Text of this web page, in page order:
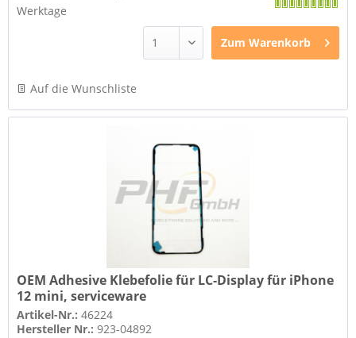
Werktage
Zum Warenkorb
Auf die Wunschliste
OEM Adhesive Klebefolie für LC-Display für iPhone
12 mini, serviceware
Artikel-Nr.:46224
Hersteller Nr.:923-04892